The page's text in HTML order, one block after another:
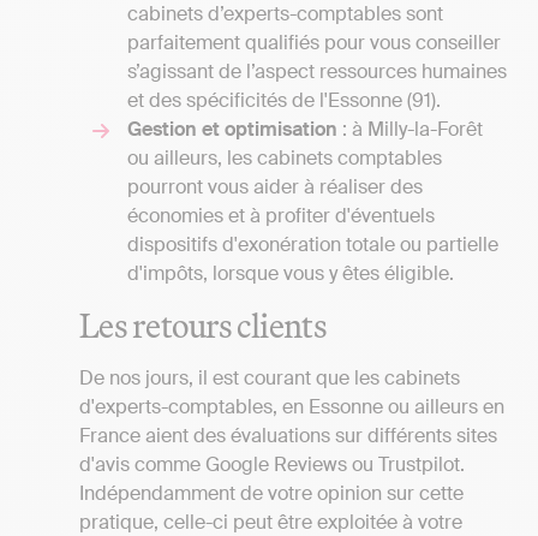
cabinets d’experts-comptables sont
parfaitement qualifiés pour vous conseiller
s’agissant de l’aspect ressources humaines
et des spécificités de l'Essonne (91).
Gestion et optimisation : à Milly-la-Forêt
ou ailleurs, les cabinets comptables
pourront vous aider à réaliser des
économies et à profiter d'éventuels
dispositifs d'exonération totale ou partielle
d'impôts, lorsque vous y êtes éligible.
Les retours clients
De nos jours, il est courant que les cabinets
d'experts-comptables, en Essonne ou ailleurs en
France aient des évaluations sur différents sites
d'avis comme Google Reviews ou Trustpilot.
Indépendamment de votre opinion sur cette
pratique, celle-ci peut être exploitée à votre